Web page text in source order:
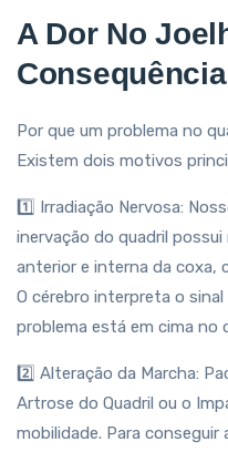
A Dor No
Por que um problema no
Existem dois motivos
1️⃣ Irradiação Nervosa:
inervação do quadril
anterior e interna da coxa,
O cérebro interpreta o
problema está em cima no
2️⃣ Alteração da Marcha:
Artrose do Quadril ou o
mobilidade. Para